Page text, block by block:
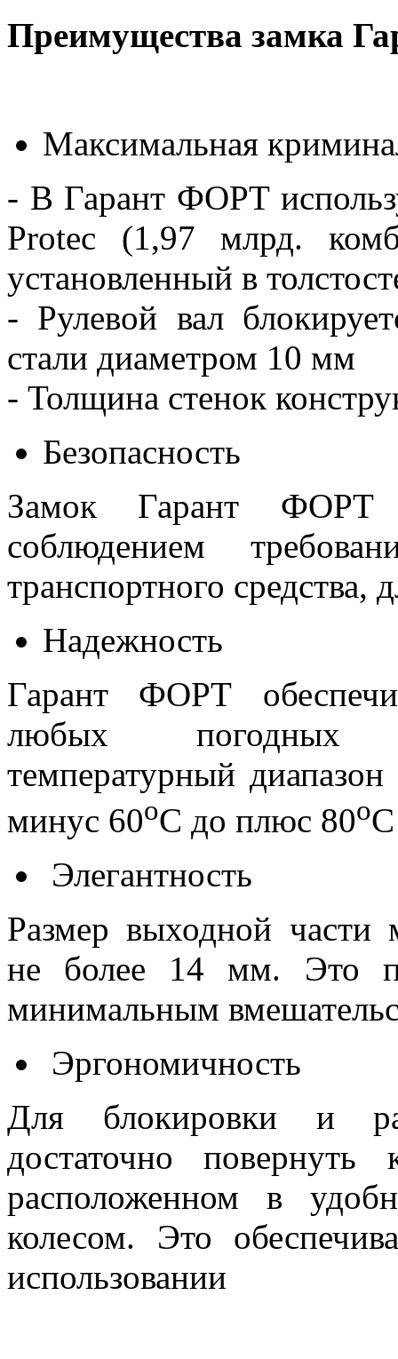
Преимущества замка
Максимальная
- В Гарант ФОРТ
Protec (1,97 млрд.
установленный в
- Рулевой вал
стали диаметром 10 мм
- Толщина стенок
Безопасность
Замок Гарант ФОРТ
соблюдением
транспортного средства,
Надежность
Гарант ФОРТ
любых погодных
температурный
минус 60оС до плюс 80оС
Элегантность
Размер выходной части
не более 14 мм. Это
минимальным
Эргономичность
Для блокировки и
достаточно
расположенном в
колесом. Это
использовании